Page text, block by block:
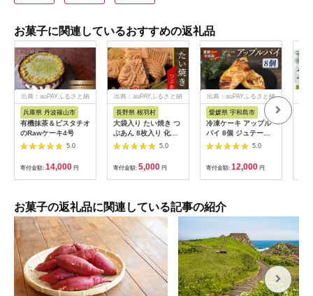
お菓子に関連しているおすすめの返礼品
出典：auPAYふるさと納
兵庫県 丹波篠山市
有機抹茶＆ピスタチオ
のRawケーキ4号
5.0
寄付金額: 14,000 円
出典：auPAYふるさと納
長野県 根羽村
大袋入り たい焼き つ
ぶあん 8枚入り 化学
添加物不使用 大袋 羽
根付き 和菓子 訳あり
たいやき 鯛焼き お祝
い めで鯛 5000円
5.0
寄付金額: 5,000 円
出典：auPAYふるさと納
愛媛県 宇和島市
冷凍ケーキ アップル
パイ 8個 ジュテーム
寿提夢 父の日 スイー
ツ お菓子 デザート お
やつ 美味しい 焼菓子
お菓子 おやつ 洋菓子
焼き菓子 アップル り
プレゼント ギフト お
祝い 記念日 誕生日 誕
島 J012-097006
5.0
寄付金額: 12,000 円
お菓子の返礼品に関連している記事の紹介